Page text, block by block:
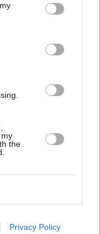
the
Privacy Policy
οδούς του